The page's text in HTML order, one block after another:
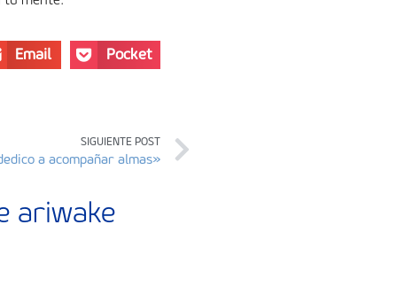
Email Pocket
SIGUIENTE POST
a acompañar almas»
ariwake